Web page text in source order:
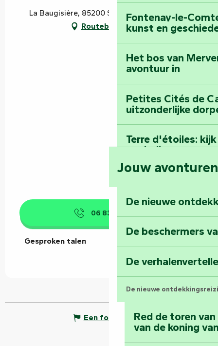
Fontenay-le-
kunst en
Het bos van
avontuur in
Petites Cités de
uitzonderlijke
Terre d'étoiles:
oneindige
Jouw avonturen
De nieuwe
De beschermers
De
De nieuwe
Red de toren
van de koning
La Baugisière, 85200 Saint-Michel-le-Cloucq
Routebeschrijving
06 83 45 59
Gesproken talen
Gesproken talen
Een fout melden